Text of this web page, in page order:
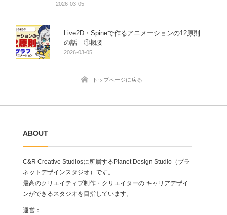
2026-03-05
Live2D・Spineで作るアニメーションの12原則
の話 ①概要
2026-03-05
トップページに戻る
ABOUT
C&R Creative Studiosに所属するPlanet Design Studio（プラ
ネットデザインスタジオ）です。
最高のクリエイティブ制作・クリエイターの キャリアデザイ
ンができるスタジオを目指しています。
運営：